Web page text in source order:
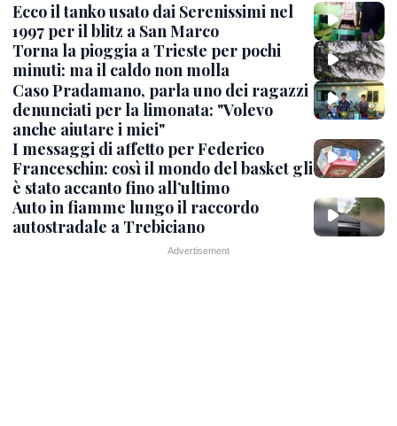
Ecco il tanko usato dai Serenissimi nel
1997 per il blitz a San Marco
Torna la pioggia a Trieste per pochi
minuti: ma il caldo non molla
Caso Pradamano, parla uno dei ragazzi
denunciati per la limonata: "Volevo
anche aiutare i miei"
I messaggi di affetto per Federico
Franceschin: così il mondo del basket gli
è stato accanto fino all’ultimo
Auto in fiamme lungo il raccordo
autostradale a Trebiciano